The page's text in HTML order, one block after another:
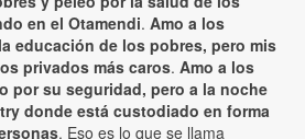
en el Otamendi. Amo a los
educación de los pobres, pero mis
privados más caros. Amo a los
por su seguridad, pero a la noche
donde está custodiado en forma
. Eso es lo que se llama